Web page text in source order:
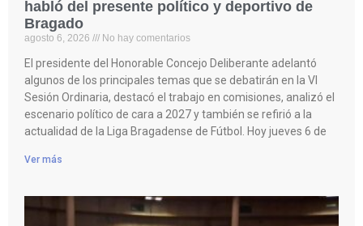
habló del presente político y deportivo de
Bragado
agosto 6, 2026 No hay comentarios
El presidente del Honorable Concejo Deliberante adelantó
algunos de los principales temas que se debatirán en la VI
Sesión Ordinaria, destacó el trabajo en comisiones, analizó el
escenario político de cara a 2027 y también se refirió a la
actualidad de la Liga Bragadense de Fútbol. Hoy jueves 6 de
Ver más